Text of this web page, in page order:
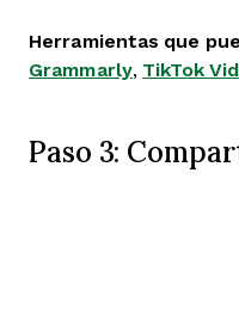
Herramientas que
Grammarly, TikTok
Paso 3: